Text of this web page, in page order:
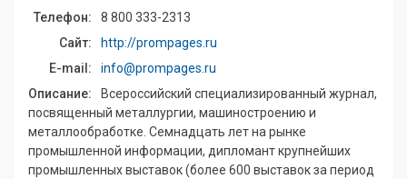
Телефон:
8 800 333-2313
Сайт:
http://prompages.ru
E-mail:
info@prompages.ru
Описание:
Всероссийский специализированный журнал,
посвященный металлургии, машиностроению и
металлообработке. Семнадцать лет на рынке
промышленной информации, дипломант крупнейших
промышленных выставок (более 600 выставок за период